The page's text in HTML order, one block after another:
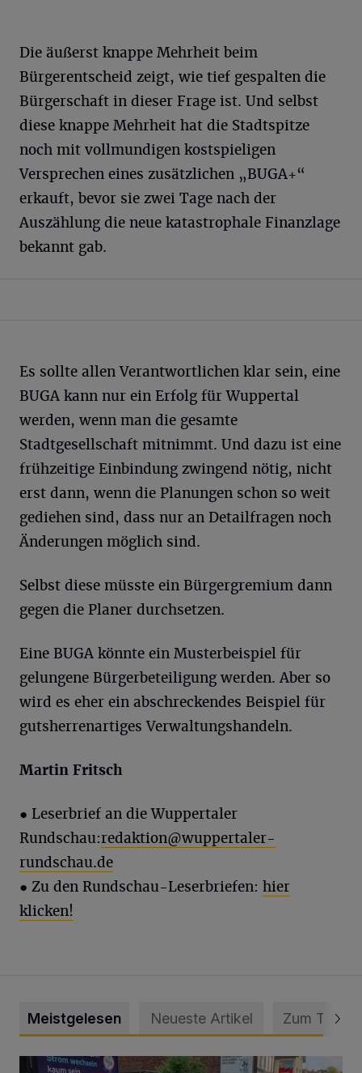
Die äußerst knappe Mehrheit beim
Bürgerentscheid zeigt, wie tief gespalten die
Bürgerschaft in dieser Frage ist. Und selbst
diese knappe Mehrheit hat die Stadtspitze
noch mit vollmundigen kostspieligen
Versprechen eines zusätzlichen „BUGA+“
erkauft, bevor sie zwei Tage nach der
Auszählung die neue katastrophale Finanzlage
bekannt gab.
Es sollte allen Verantwortlichen klar sein, eine
BUGA kann nur ein Erfolg für Wuppertal
werden, wenn man die gesamte
Stadtgesellschaft mitnimmt. Und dazu ist eine
frühzeitige Einbindung zwingend nötig, nicht
erst dann, wenn die Planungen schon so weit
gediehen sind, dass nur an Detailfragen noch
Änderungen möglich sind.
Selbst diese müsste ein Bürgergremium dann
gegen die Planer durchsetzen.
Eine BUGA könnte ein Musterbeispiel für
gelungene Bürgerbeteiligung werden. Aber so
wird es eher ein abschreckendes Beispiel für
gutsherrenartiges Verwaltungshandeln.
Martin Fritsch
● Leserbrief an die Wuppertaler
Rundschau:redaktion@wuppertaler-
rundschau.de
● Zu den Rundschau-Leserbriefen: hier
klicken!
Meistgelesen Neueste Artikel Zum Thema
Schwerer Unfall mit 2,48 Promille